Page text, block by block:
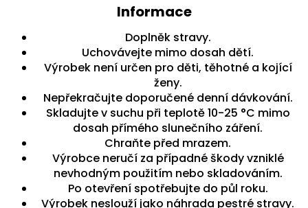
Informace
Doplněk stravy.
Uchovávejte mimo dosah dětí.
Výrobek není určen pro děti, těhotné a kojící
ženy.
Nepřekračujte doporučené denní dávkování.
Skladujte v suchu při teplotě 10-25 °C mimo
dosah přímého slunečního záření.
Chraňte před mrazem.
Výrobce neručí za případné škody vzniklé
nevhodným použitím nebo skladováním.
Po otevření spotřebujte do půl roku.
Výrobek neslouží jako náhrada pestré stravy.